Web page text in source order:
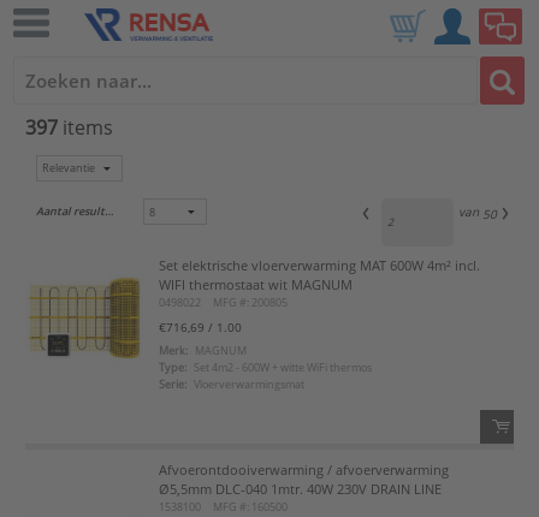
397 items
Aantal resultaten: van 50
Set elektrische vloerverwarming MAT 600W 4m² incl.
WIFI thermostaat wit MAGNUM
0498022 MFG #: 200805
€716,69 / 1.00
Merk:
MAGNUM
Type:
Set 4m2 - 600W + witte WiFi thermos
Serie: Vloerverwarmingsmat
Afvoerontdooiverwarming / afvoerverwarming
Ø5,5mm DLC-040 1mtr. 40W 230V DRAIN LINE
1538100 MFG #: 160500